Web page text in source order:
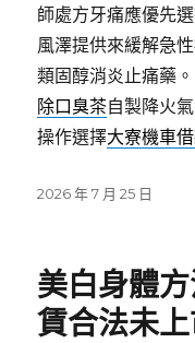
師處方牙痛應優先
風澤提供來緩解急
類固醇消炎止痛藥
除口臭茶自製降火
操作選擇大寮機車
發
2026 年 7 月 25 日
美白身體
賃合法未